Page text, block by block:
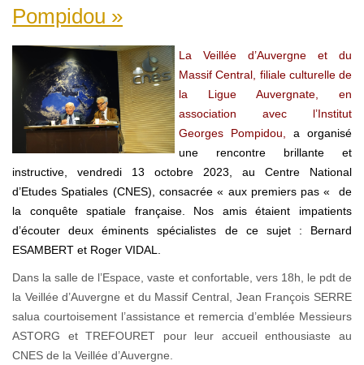
Pompidou »
La Veillée d’Auvergne et du
Massif Central, filiale culturelle de
la Ligue Auvergnate, en
association avec l’Institut
Georges Pompidou, a organisé
une rencontre brillante et
instructive, vendredi 13 octobre 2023, au Centre National
d’Etudes Spatiales (CNES), consacrée « aux premiers pas « de
la conquête spatiale française. Nos amis étaient impatients
d’écouter deux éminents spécialistes de ce sujet : Bernard
ESAMBERT et Roger VIDAL.
Dans la salle de l’Espace, vaste et confortable, vers 18h, le pdt de
la Veillée d’Auvergne et du Massif Central, Jean François SERRE
salua courtoisement l’assistance et remercia d’emblée Messieurs
ASTORG et TREFOURET pour leur accueil enthousiaste au
CNES de la Veillée d’Auvergne.